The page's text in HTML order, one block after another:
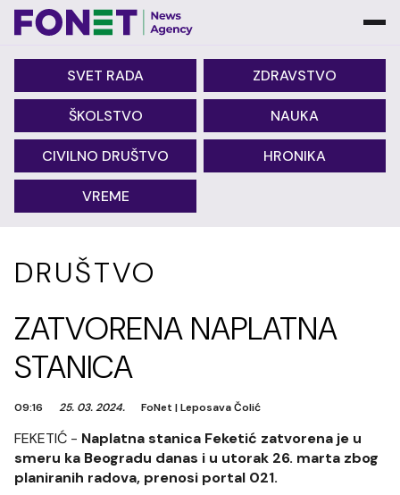
SVET RADA ZDRAVSTVO
ŠKOLSTVO NAUKA
CIVILNO DRUŠTVO HRONIKA
VREME
DRUŠTVO
ZATVORENA NAPLATNA
STANICA
09:16 25. 03. 2024. FoNet |Leposava Čolić
FEKETIĆ - Naplatna stanica Feketić zatvorena je u
smeru ka Beogradu danas i u utorak 26. marta zbog
planiranih radova, prenosi portal 021.